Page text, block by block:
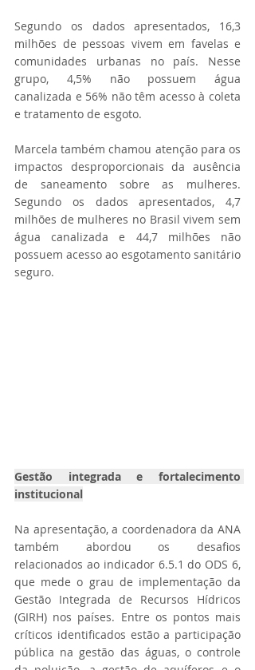
Segundo os dados apresentados, 16,3
milhões de pessoas vivem em favelas e
comunidades urbanas no país. Nesse
grupo, 4,5% não possuem água
canalizada e 56% não têm acesso à coleta
e tratamento de esgoto.
Marcela também chamou atenção para os
impactos desproporcionais da ausência
de saneamento sobre as mulheres.
Segundo os dados apresentados, 4,7
milhões de mulheres no Brasil vivem sem
água canalizada e 44,7 milhões não
possuem acesso ao esgotamento sanitário
seguro.
Gestão integrada e fortalecimento
institucional
Na apresentação, a coordenadora da ANA
também abordou os desafios
relacionados ao indicador 6.5.1 do ODS 6,
que mede o grau de implementação da
Gestão Integrada de Recursos Hídricos
(GIRH) nos países. Entre os pontos mais
críticos identificados estão a participação
pública na gestão das águas, o controle